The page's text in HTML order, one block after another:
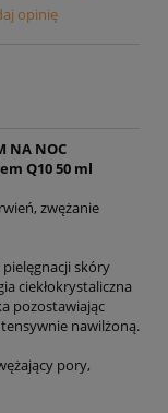
opinię
NA NOC
Q10 50 ml
zwężanie
skóry
ciekłokrystaliczna
pozostawiając
nawilżoną.
pory,